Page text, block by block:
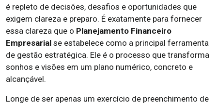
é repleto de decisões, desafios e oportunidades que
exigem clareza e preparo. É exatamente para fornecer
essa clareza que o Planejamento Financeiro
Empresarial se estabelece como a principal ferramenta
de gestão estratégica. Ele é o processo que transforma
sonhos e visões em um plano numérico, concreto e
alcançável.
Longe de ser apenas um exercício de preenchimento de